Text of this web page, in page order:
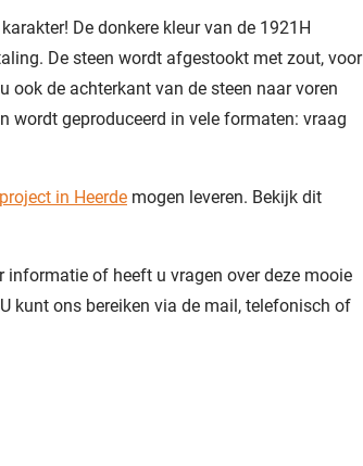
De donkere kleur van de 1921H
De steen wordt afgestookt met zout, voor
ook de achterkant van de steen naar voren
wordt geproduceerd in vele formaten: vraag
in Heerde mogen leveren. Bekijk dit
informatie of heeft u vragen over deze mooie
kunt ons bereiken via de mail, telefonisch of